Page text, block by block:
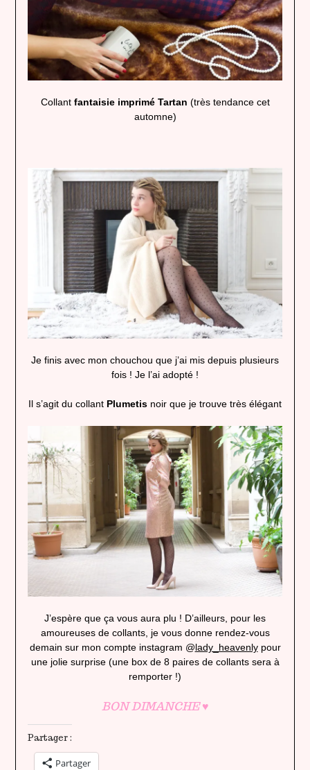
Collant fantaisie imprimé Tartan (très tendance cet
automne)
Je finis avec mon chouchou que j’ai mis depuis plusieurs
fois ! Je l’ai adopté !
Il s’agit du collant Plumetis noir que je trouve très élégant
J’espère que ça vous aura plu ! D’ailleurs, pour les
amoureuses de collants, je vous donne rendez-vous
demain sur mon compte instagram @lady_heavenlypour
une jolie surprise (une box de 8 paires de collants sera à
remporter !)
BON DIMANCHE♥
Partager :
Partager